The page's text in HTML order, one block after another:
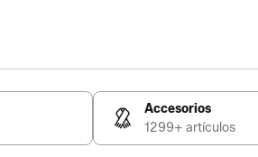
Accesorios
1299+ artículos